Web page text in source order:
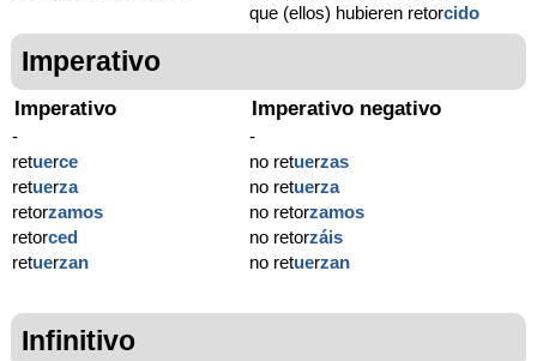
que (ellos) hubieren retorcido
Imperativo
Imperativo
-
retuerce
retuerza
retorzamos
retorced
retuerzan
Imperativo negativo
-
no retuerzas
no retuerza
no retorzamos
no retorzáis
no retuerzan
Infinitivo